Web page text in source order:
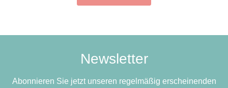
Newsletter
Abonnieren Sie jetzt unseren regelmäßig erscheinenden